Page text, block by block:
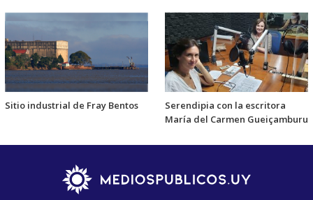
Sitio industrial de Fray Bentos
Serendipia con la escritora
María del Carmen Gueiçamburu